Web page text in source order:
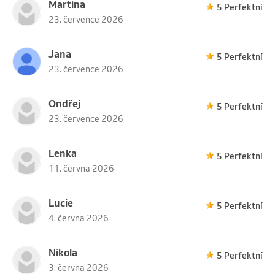
Martina
23. července 2026
5 Perfektní
Jana
23. července 2026
5 Perfektní
Ondřej
23. července 2026
5 Perfektní
Lenka
11. června 2026
5 Perfektní
Lucie
4. června 2026
5 Perfektní
Nikola
3. června 2026
5 Perfektní